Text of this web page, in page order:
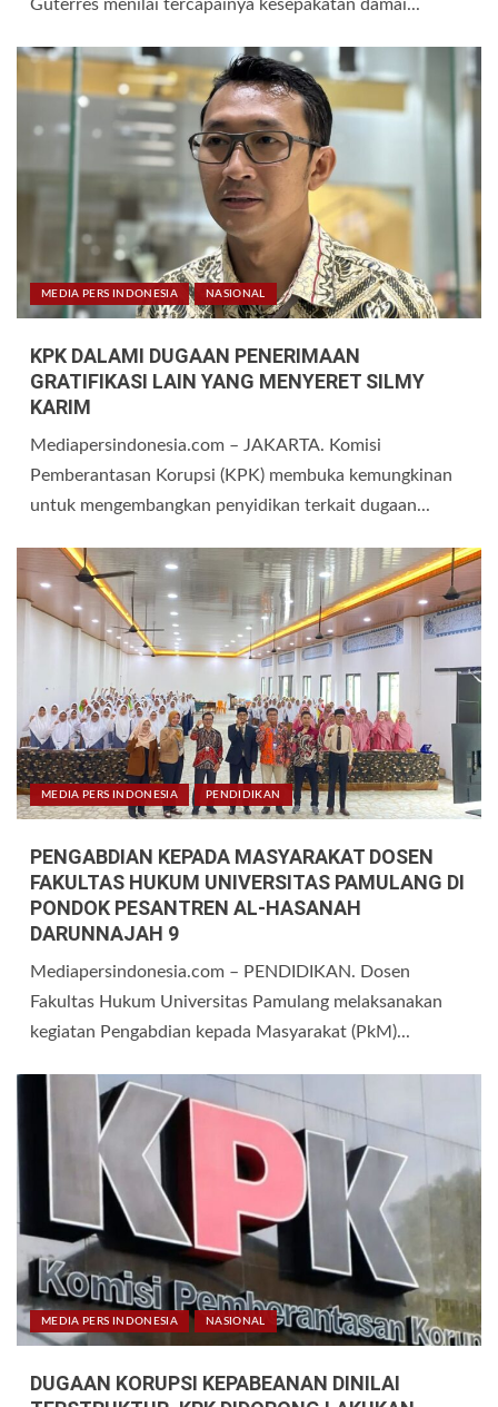
Guterres menilai tercapainya kesepakatan damai...
MEDIA PERS INDONESIA NASIONAL
KPK DALAMI DUGAAN PENERIMAAN
GRATIFIKASI LAIN YANG MENYERET SILMY
KARIM
Mediapersindonesia.com – JAKARTA. Komisi
Pemberantasan Korupsi (KPK) membuka kemungkinan
untuk mengembangkan penyidikan terkait dugaan...
MEDIA PERS INDONESIA PENDIDIKAN
PENGABDIAN KEPADA MASYARAKAT DOSEN
FAKULTAS HUKUM UNIVERSITAS PAMULANG DI
PONDOK PESANTREN AL‑HASANAH
DARUNNAJAH 9
Mediapersindonesia.com – PENDIDIKAN. Dosen
Fakultas Hukum Universitas Pamulang melaksanakan
kegiatan Pengabdian kepada Masyarakat (PkM)...
MEDIA PERS INDONESIA NASIONAL
DUGAAN KORUPSI KEPABEANAN DINILAI